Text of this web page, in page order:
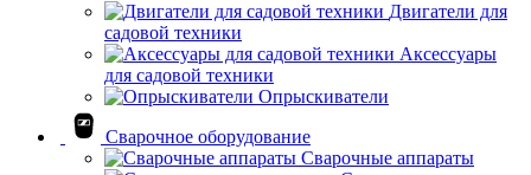
Двигатели для
садовой техники
Аксессуары
для садовой техники
Опрыскиватели
Сварочное оборудование
Сварочные аппараты